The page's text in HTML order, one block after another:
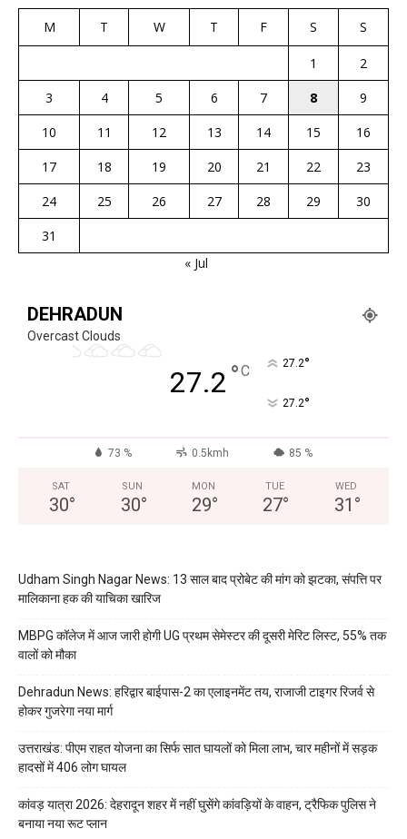
M T W T F S S
1
2
3
4 5 6 7 8
9
10
11 12 13 14 15
16
17
18 19 20 21 22
23
24
25 26 27 28 29
30
31
« Jul
DEHRADUN
Overcast Clouds
27.2 °C 27.2°
27.2°
73 % 0.5kmh 85 %
SAT
30°
SUN
30°
MON
29°
TUE
27°
WED
31 °
Udham Singh Nagar News: 13 साल बाद प्रोबेट की मांग को झटका, संपत्ति पर
मालिकाना हक की याचिका खारिज
MBPG कॉलेज में आज जारी होगी UG प्रथम सेमेस्टर की दूसरी मेरिट लिस्ट, 55% तक
वालों को मौका
Dehradun News: हरिद्वार बाईपास-2 का एलाइनमेंट तय, राजाजी टाइगर रिजर्व से
होकर गुजरेगा नया मार्ग
उत्तराखंड: पीएम राहत योजना का सिर्फ सात घायलों को मिला लाभ, चार महीनों में सड़क
हादसों में 406 लोग घायल
कांवड़ यात्रा 2026: देहरादून शहर में नहीं घुसेंगे कांवड़ियों के वाहन, ट्रैफिक पुलिस ने
बनाया नया रूट प्लान